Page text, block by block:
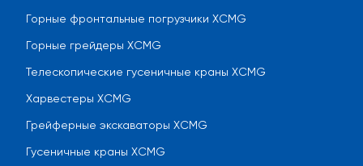
Горные фронтальные погрузчики XCMG
Горные грейдеры XCMG
Телескопические гусеничные краны XCMG
Харвестеры XCMG
Грейферные экскаваторы XCMG
Гусеничные краны XCMG